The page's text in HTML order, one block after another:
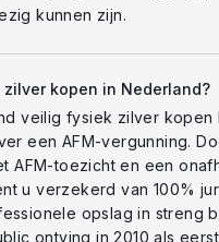
kunnen zijn.
kopen in Nederland?
veilig fysiek zilver kopen
een AFM-vergunning.
AFM-toezicht en een
u verzekerd van 100%
opslag in streng
ontving in 2010 als